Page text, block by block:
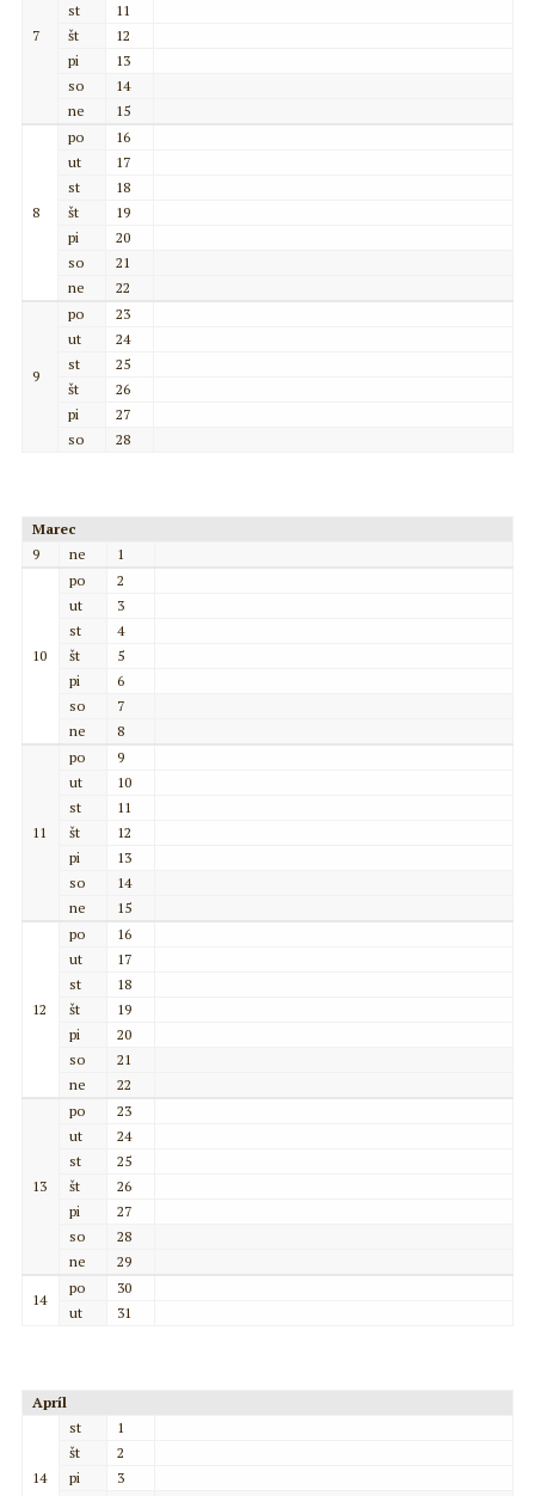
7
st
11
št
12
pi
13
so
14
ne
15
8
po
16
ut
17
st
18
št
19
pi
20
so
21
ne
22
9
po
23
ut
24
st
25
št
26
pi
27
so
28
Marec
9
ne 1
10
po
2
ut
3
st
4
št
5
pi
6
so
7
ne
8
11
po
9
ut
10
st
11
št
12
pi
13
so
14
ne
15
12
po
16
ut
17
st
18
št
19
pi
20
so
21
ne
22
13
po
23
ut
24
st
25
št
26
pi
27
so
28
ne
29
14
po
30
ut
31
Apríl
14
st
1
št
2
pi
3